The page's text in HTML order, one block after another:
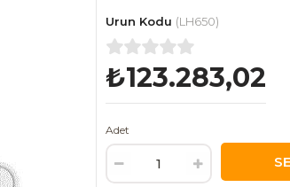
(LH650)
₺123.283,02
Adet